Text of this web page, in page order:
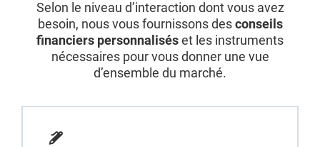
Selon le niveau d’interaction dont vous avez
besoin, nous vous fournissons desconseils
financiers personnaliséset les instruments
nécessaires pour vous donner une vue
d’ensemble du marché.